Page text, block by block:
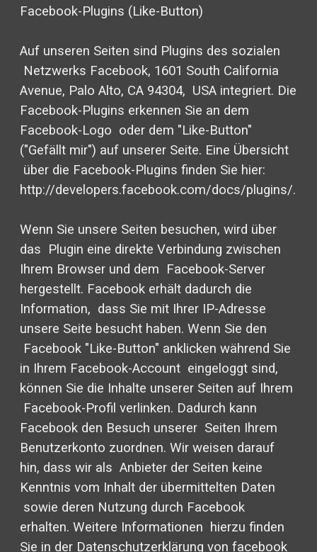
Facebook-Plugins (Like-Button)
Auf unseren Seiten sind Plugins des sozialen
Netzwerks Facebook, 1601 South California
Avenue, Palo Alto, CA 94304, USA integriert. Die
Facebook-Plugins erkennen Sie an dem
Facebook-Logo oder dem "Like-Button"
("Gefällt mir") auf unserer Seite. Eine Übersicht
über die Facebook-Plugins finden Sie hier:
http://developers.facebook.com/docs/plugins/.
Wenn Sie unsere Seiten besuchen, wird über
das Plugin eine direkte Verbindung zwischen
Ihrem Browser und dem Facebook-Server
hergestellt. Facebook erhält dadurch die
Information, dass Sie mit Ihrer IP-Adresse
unsere Seite besucht haben. Wenn Sie den
Facebook "Like-Button" anklicken während Sie
in Ihrem Facebook-Account eingeloggt sind,
können Sie die Inhalte unserer Seiten auf Ihrem
Facebook-Profil verlinken. Dadurch kann
Facebook den Besuch unserer Seiten Ihrem
Benutzerkonto zuordnen. Wir weisen darauf
hin, dass wir als Anbieter der Seiten keine
Kenntnis vom Inhalt der übermittelten Daten
sowie deren Nutzung durch Facebook
erhalten. Weitere Informationen hierzu finden
Sie in der Datenschutzerklärung von facebook